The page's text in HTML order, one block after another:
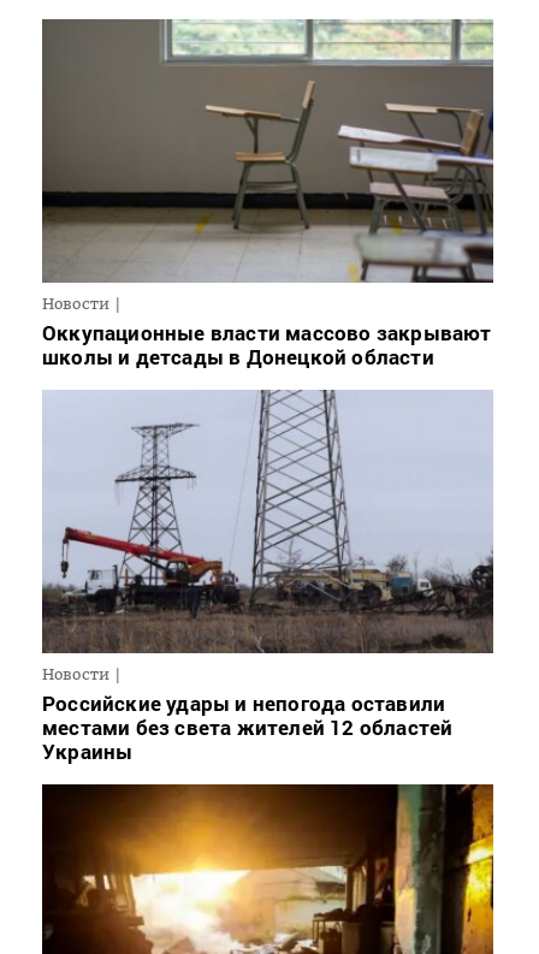
Новости
Оккупационные власти массово закрывают
школы и детсады в Донецкой области
Новости
Российские удары и непогода оставили
местами без света жителей 12 областей
Украины